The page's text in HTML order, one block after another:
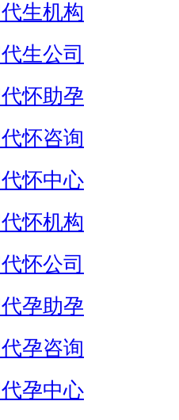
生机构
生公司
怀助孕
怀咨询
怀中心
怀机构
怀公司
孕助孕
孕咨询
孕中心